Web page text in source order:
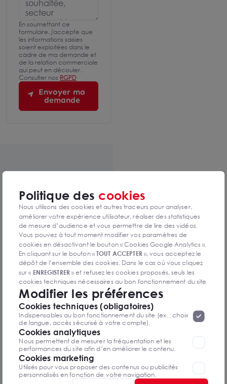
En soumettant ce
formulaire, j'accepte que
les informations saisies
soient exploitées dans le
cadre de ma demande et
de la relation commerciale
qui peut en découler.
Consulter nos RGPD
Envoyer ma
demande
Location de bureaux
169 m² - Grasse
GRASSE 06130
169 m²
Loyer : 34 996 €
HTHC/an
Politique des cookies
Nous utilisons des cookies et autres traceurs pour analyser,
améliorer votre expérience utilisateur, réaliser des statistiques
de mesure d’audience et vous permettre de lire des vidéos.
Vous pouvez à tout moment modifier vos paramètres de
cookies en désactivant le bouton « Cookies Google Analytics ».
En cliquant sur le bouton «TOUT ACCEPTER», vous acceptez le
dépôt de l’ensemble des cookies. Dans le cas où vous cliquez
sur « ENREGISTRER» et refusez les cookies proposés, seuls les
cookies techniques nécessaires au bon fonctionnement du site
seront déposés. Pour plus d’informations, vous pouvez consulter
la page«Protection des données à caractère
personnel ».Lorsque vous naviguez sur notre site internet, il
peut être amenée à déposer des cookies. Vous avez la
possibilité de désactiver les cookies, ces réglages ne seront
valables que sur le navigateur que vous utilisez actuellement
Modifier les préférences
Cookies techniques (obligatoires)
Indispensables au bon fonctionnement du site (ex. : choix
de langue, accès sécurisé à votre compte).
Cookies analytiques
Nous permettent de mesurer la fréquentation et les
performances du site afin d’en améliorer le contenu.
Cookies marketing
Utilisés pour vous proposer des contenus ou publicités
personnalisés en fonction de votre navigation.